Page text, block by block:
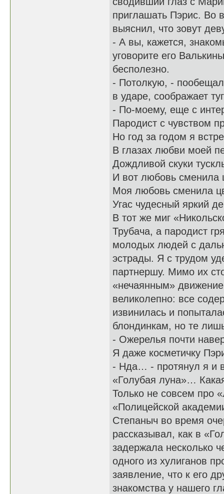
приглашать Пэрис. Во
выяснил, что зовут
- А вы, кажется,
уговорите его
бесполезно.
- Потолкую, - пообещал
в ударе, соображает
- По-моему, еще с
Пародист с чувством
Но год за годом я
В глазах любви моей
Дождливой скуки
И вот любовь сменила
Моя любовь сменила
Угас чудесный яркий
В тот же миг
Трубача, а пародист
молодых людей с
эстрады. Я с трудом
партнершу. Мимо их
«нечаянным»
великолепно: все
извинилась и
блондинкам, но те
- Ожерелья почти
Я даже косметичку
- Нда… - протянул я и
«Голубая луна»…
Только не совсем про
«Полицейской
Степаныч во время
рассказывал, как в
задержала несколько
одного из хулиганов
заявление, что к его
знакомства у нашего